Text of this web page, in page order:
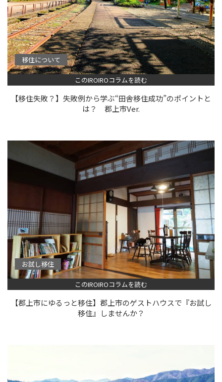
移住について
このIROIROコラムを読む
【移住失敗？】失敗例から学ぶ“田舎移住成功”のポイントと
は？ 郡上市Ver.
お試し移住
このIROIROコラムを読む
【郡上市にゆるっと移住】郡上市のゲストハウスで『お試し
移住』しませんか？